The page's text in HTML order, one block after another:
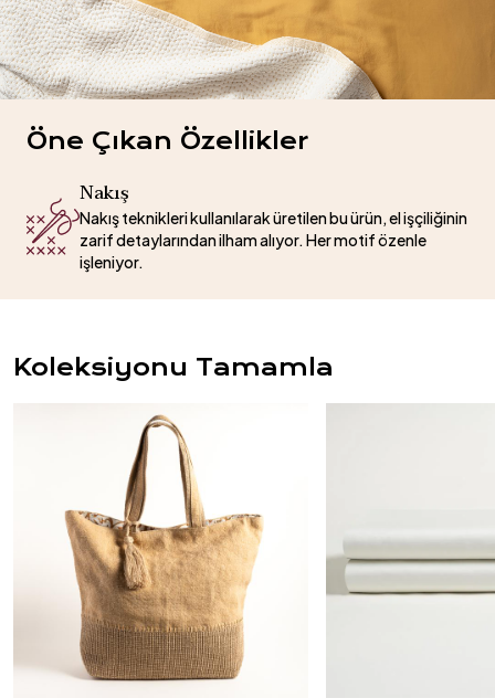
Öne Çıkan Özellikler
Nakış
Nakış teknikleri kullanılarak üretilen bu ürün, el işçiliğinin
zarif detaylarından ilham alıyor. Her motif özenle
işleniyor.
Koleksiyonu Tamamla